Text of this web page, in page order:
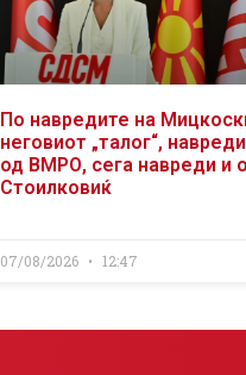
По навредите на
неговиот „талог“,
од ВМРО, сега навреди и
Стоилковиќ
07/08/2026 12:47